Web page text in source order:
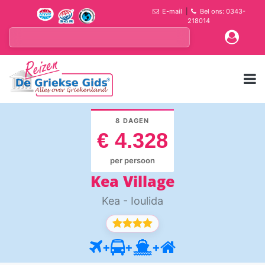
E-mail
Bel ons: 0343-
218014
8 DAGEN
€ 4.328
per persoon
Kea Village
Kea - Ioulida
+ + +